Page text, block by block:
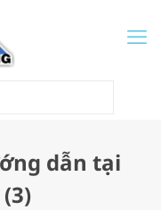
dẫn tại